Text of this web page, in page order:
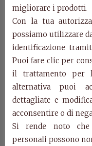
E603
Inlaid sideboard\TV
W. 133 D 45 H. 100
E610
Chair with
W. 58 D. 50 H. 96
Categories: Dogi di
Related
migliorare i prodotti.
Con la tua
possiamo utilizzare
identificazione
Puoi fare clic per
il trattamento per
alternativa puoi
dettagliate e
acconsentire o di
Si rende noto
personali possono